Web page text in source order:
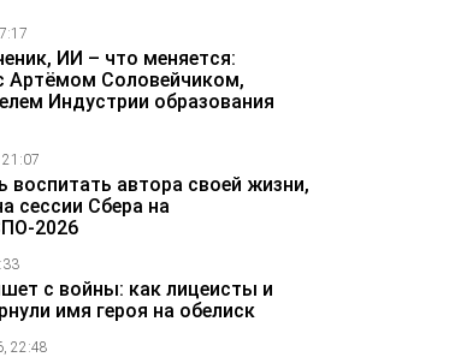
ИИ – что меняется:
Артёмом Соловейчиком,
Индустрии образования
воспитать автора своей жизни,
сессии Сбера на
2026
с войны: как лицеисты и
имя героя на обелиск
22:48